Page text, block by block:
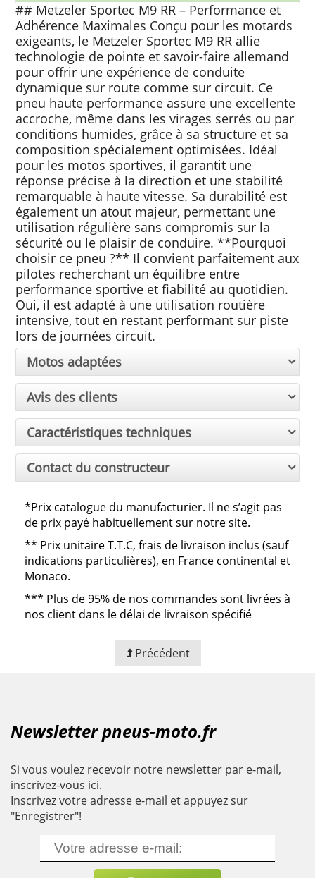
## Metzeler Sportec M9 RR – Performance et
Adhérence Maximales Conçu pour les motards
exigeants, le Metzeler Sportec M9 RR allie
technologie de pointe et savoir-faire allemand
pour offrir une expérience de conduite
dynamique sur route comme sur circuit. Ce
pneu haute performance assure une excellente
accroche, même dans les virages serrés ou par
conditions humides, grâce à sa structure et sa
composition spécialement optimisées. Idéal
pour les motos sportives, il garantit une
réponse précise à la direction et une stabilité
remarquable à haute vitesse. Sa durabilité est
également un atout majeur, permettant une
utilisation régulière sans compromis sur la
sécurité ou le plaisir de conduire. **Pourquoi
choisir ce pneu ?** Il convient parfaitement aux
pilotes recherchant un équilibre entre
performance sportive et fiabilité au quotidien.
Oui, il est adapté à une utilisation routière
intensive, tout en restant performant sur piste
lors de journées circuit.
Motos adaptées
Avis des clients
Caractéristiques techniques
Contact du constructeur
*Prix catalogue du manufacturier. Il ne s’agit pas
de prix payé habituellement sur notre site.
** Prix unitaire T.T.C, frais de livraison inclus (sauf
indications particulières), en France continental et
Monaco.
*** Plus de 95% de nos commandes sont livrées à
nos client dans le délai de livraison spécifié
Précédent
Newsletter pneus-moto.fr
Si vous voulez recevoir notre newsletter par e-mail,
inscrivez-vous ici.
Inscrivez votre adresse e-mail et appuyez sur
"Enregistrer"!